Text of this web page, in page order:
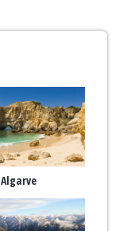
Algarve